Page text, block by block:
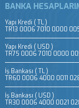
BANKA
Yapı Kredi ( TL )
TR13 0006 7010 0000
Yapı Kredi ( USD )
TR75 0006 7010 0000
İş Bankası ( TL )
TR60 0006 4000 0011
İş Bankası ( USD )
TR30 0006 4000 0021